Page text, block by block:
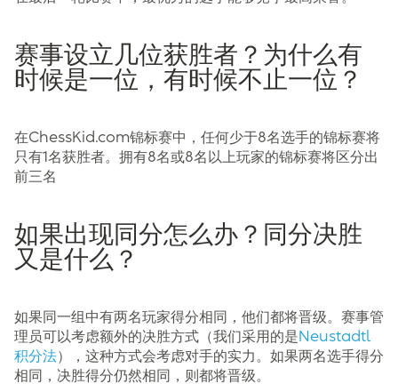
赛事设立几位获胜者？为什么有
时候是一位，有时候不止一位？
在ChessKid.com锦标赛中，任何少于8名选手的锦标赛将
只有1名获胜者。拥有8名或8名以上玩家的锦标赛将区分出
前三名
如果出现同分怎么办？同分决胜
又是什么？
如果同一组中有两名玩家得分相同，他们都将晋级。赛事管
理员可以考虑额外的决胜方式（我们采用的是Neustadtl
积分法），这种方式会考虑对手的实力。如果两名选手得分
相同，决胜得分仍然相同，则都将晋级。